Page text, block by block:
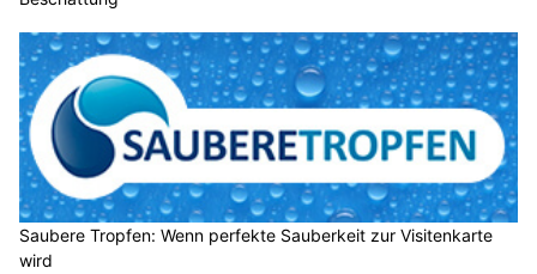
Saubere Tropfen: Wenn perfekte Sauberkeit zur Visitenkarte
wird